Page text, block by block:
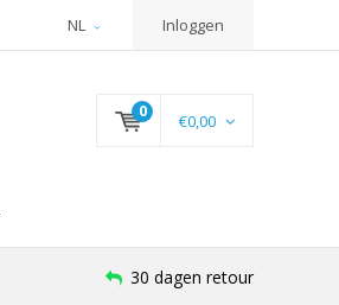
NL Inloggen
0 €0,00
30 dagen retour